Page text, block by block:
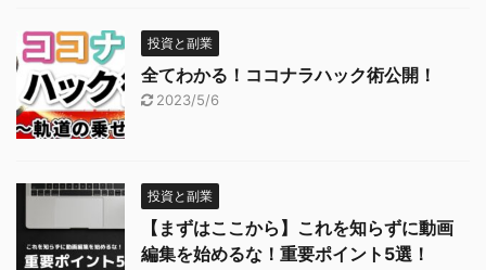
投資と副業
全てわかる！ココナラハック術公開！
2023/5/6
投資と副業
【まずはここから】これを知らずに動画
編集を始めるな！重要ポイント5選！